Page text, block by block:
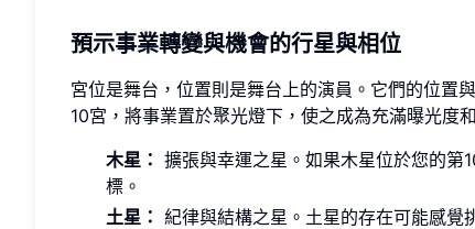
預示事業轉變與機會的行星與相位
宮位是舞台，位置則是舞台上的演員。它們的位置
10宮，將事業置於聚光燈下，使之成為充滿曝光度
木星： 擴張與幸運之星。如果木星位於您的第
標。
土星： 紀律與結構之星。土星的存在可能感覺